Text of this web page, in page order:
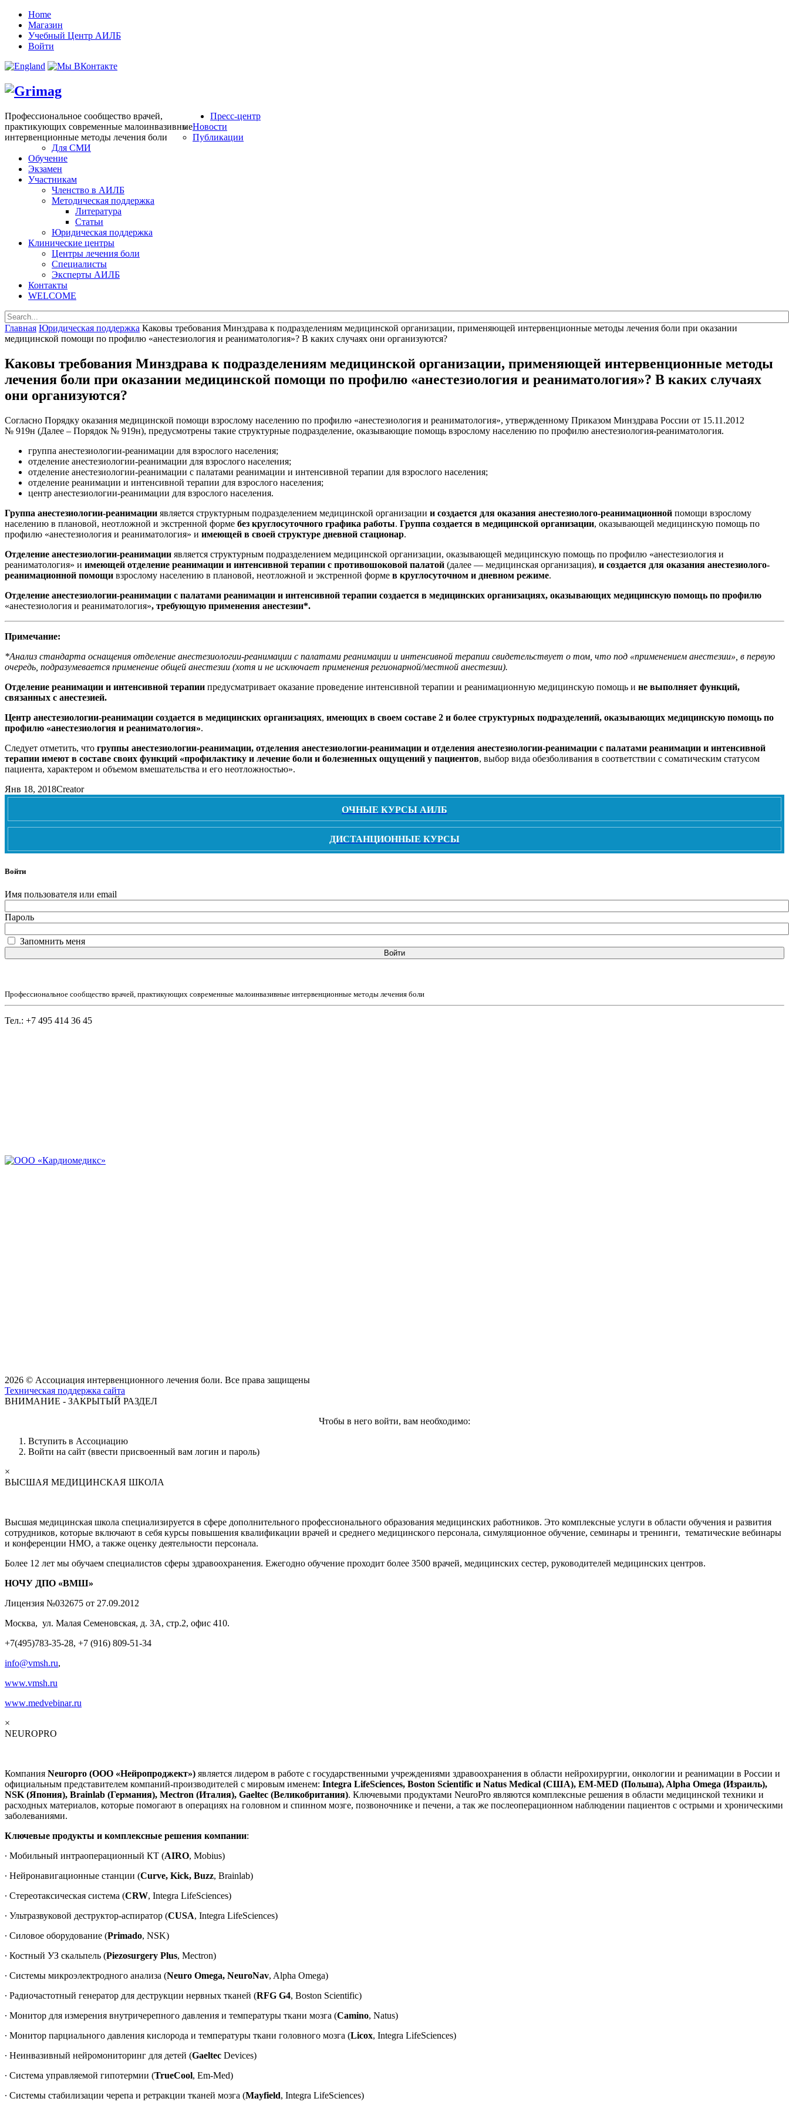
Home
Магазин
Учебный Центр АИЛБ
Войти
Профессиональное сообщество врачей,
практикующих современные малоинвазивные
интервенционные методы лечения боли
Пресс-центр
Новости
Публикации
Для СМИ
Обучение
Экзамен
Участникам
Членство в АИЛБ
Методическая поддержка
Литература
Статьи
Юридическая поддержка
Клинические центры
Центры лечения боли
Специалисты
Эксперты АИЛБ
Контакты
WELCOME
Главная Юридическая поддержка Каковы требования Минздрава к подразделениям медицинской организации, применяющей интервенционные методы лечения боли при оказании
медицинской помощи по профилю «анестезиология и реаниматология»? В каких случаях они организуются?
Каковы требования Минздрава к подразделениям медицинской организации, применяющей интервенционные методы
лечения боли при оказании медицинской помощи по профилю «анестезиология и реаниматология»? В каких случаях
они организуются?
Согласно Порядку оказания медицинской помощи взрослому населению по профилю «анестезиология и реаниматология», утвержденному Приказом Минздрава России от 15.11.2012
№ 919н (Далее – Порядок № 919н), предусмотрены такие структурные подразделение, оказывающие помощь взрослому населению по профилю анестезиология-реаниматология.
группа анестезиологии-реанимации для взрослого населения;
отделение анестезиологии-реанимации для взрослого населения;
отделение анестезиологии-реанимации с палатами реанимации и интенсивной терапии для взрослого населения;
отделение реанимации и интенсивной терапии для взрослого населения;
центр анестезиологии-реанимации для взрослого населения.
Группа анестезиологии-реанимации является структурным подразделением медицинской организации и создается для оказания анестезиолого-реанимационной помощи взрослому
населению в плановой, неотложной и экстренной форме без круглосуточного графика работы. Группа создается в медицинской организации, оказывающей медицинскую помощь по
профилю «анестезиология и реаниматология» и имеющей в своей структуре дневной стационар.
Отделение анестезиологии-реанимации является структурным подразделением медицинской организации, оказывающей медицинскую помощь по профилю «анестезиология и
реаниматология» и имеющей отделение реанимации и интенсивной терапии с противошоковой палатой (далее — медицинская организация), и создается для оказания анестезиолого-
реанимационной помощи взрослому населению в плановой, неотложной и экстренной форме в круглосуточном и дневном режиме.
Отделение анестезиологии-реанимации с палатами реанимации и интенсивной терапии создается в медицинских организациях, оказывающих медицинскую помощь по профилю
«анестезиология и реаниматология», требующую применения анестезии*.
Примечание:
*Анализ стандарта оснащения отделение анестезиологии-реанимации с палатами реанимации и интенсивной терапии свидетельствует о том, что под «применением анестезии», в первую
очередь, подразумевается применение общей анестезии (хотя и не исключает применения регионарной/местной анестезии).
Отделение реанимации и интенсивной терапии предусматривает оказание проведение интенсивной терапии и реанимационную медицинскую помощь и не выполняет функций,
связанных с анестезией.
Центр анестезиологии-реанимации создается в медицинских организациях, имеющих в своем составе 2 и более структурных подразделений, оказывающих медицинскую помощь по
профилю «анестезиология и реаниматология».
Следует отметить, что группы анестезиологии-реанимации, отделения анестезиологии-реанимации и отделения анестезиологии-реанимации с палатами реанимации и интенсивной
терапии имеют в составе своих функций «профилактику и лечение боли и болезненных ощущений у пациентов, выбор вида обезболивания в соответствии с соматическим статусом
пациента, характером и объемом вмешательства и его неотложностью».
Янв 18, 2018Creator
ОЧНЫЕ КУРСЫ АИЛБ
ДИСТАНЦИОННЫЕ КУРСЫ
Войти
Имя пользователя или email
Пароль
Запомнить меня
Войти
Профессиональное сообщество врачей, практикующих современные малоинвазивные интервенционные методы лечения боли
Тел.: +7 495 414 36 45
2026 © Ассоциация интервенционного лечения боли. Все права защищены
Техническая поддержка сайта
ВНИМАНИЕ - ЗАКРЫТЫЙ РАЗДЕЛ
Чтобы в него войти, вам необходимо:
Вступить в Ассоциацию
Войти на сайт (ввести присвоенный вам логин и пароль)
×
ВЫСШАЯ МЕДИЦИНСКАЯ ШКОЛА
Высшая медицинская школа специализируется в сфере дополнительного профессионального образования медицинских работников. Это комплексные услуги в области обучения и развития
сотрудников, которые включают в себя курсы повышения квалификации врачей и среднего медицинского персонала, симуляционное обучение, семинары и тренинги, тематические вебинары
и конференции НМО, а также оценку деятельности персонала.
Более 12 лет мы обучаем специалистов сферы здравоохранения. Ежегодно обучение проходит более 3500 врачей, медицинских сестер, руководителей медицинских центров.
НОЧУ ДПО «ВМШ»
Лицензия №032675 от 27.09.2012
Москва, ул. Малая Семеновская, д. 3А, стр.2, офис 410.
+7(495)783-35-28, +7 (916) 809-51-34
info@vmsh.ru,
www.vmsh.ru
www.medvebinar.ru
×
NEUROPRO
Компания Neuropro (ООО «Нейропроджект») является лидером в работе с государственными учреждениями здравоохранения в области нейрохирургии, онкологии и реанимации в России и
официальным представителем компаний-производителей с мировым именем: Integra LifeSciences, Boston Scientific и Natus Medical (США), EM-MED (Польша), Alpha Omega (Израиль),
NSK (Япония), Brainlab (Германия), Mectron (Италия), Gaeltec (Великобритания). Ключевыми продуктами NeuroPro являются комплексные решения в области медицинской техники и
расходных материалов, которые помогают в операциях на головном и спинном мозге, позвоночнике и печени, а так же послеоперационном наблюдении пациентов с острыми и хроническими
заболеваниями.
Ключевые продукты и комплексные решения компании:
∙ Мобильный интраоперационный КТ (AIRO, Mobius)
∙ Нейронавигационные станции (Curve, Kick, Buzz, Brainlab)
∙ Стереотаксическая система (CRW, Integra LifeSciences)
∙ Ультразвуковой деструктор-аспиратор (CUSA, Integra LifeSciences)
∙ Силовое оборудование (Primado, NSK)
∙ Костный УЗ скальпель (Piezosurgery Plus, Mectron)
∙ Системы микроэлектродного анализа (Neuro Omega, NeuroNav, Alpha Omega)
∙ Радиочастотный генератор для деструкции нервных тканей (RFG G4, Boston Scientific)
∙ Монитор для измерения внутричерепного давления и температуры ткани мозга (Camino, Natus)
∙ Монитор парциального давления кислорода и температуры ткани головного мозга (Licox, Integra LifeSciences)
∙ Неинвазивный нейромониторинг для детей (Gaeltec Devices)
∙ Система управляемой гипотермии (TrueCool, Em-Med)
∙ Системы стабилизации черепа и ретракции тканей мозга (Mayfield, Integra LifeSciences)